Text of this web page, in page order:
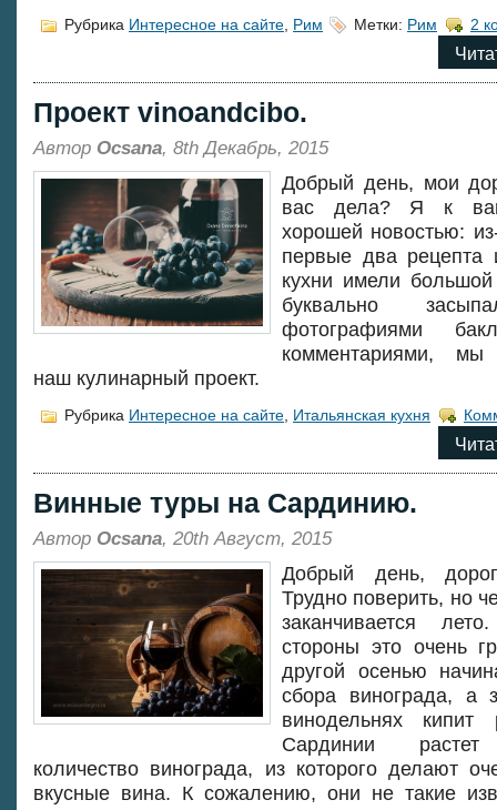
Рубрика Интересное на сайте Рим Метки: Рим 2
Проект vinoandcibo.
Автор Ocsana, 8th Декабрь, 2015
Добрый день, мои
вас дела? Я к
хорошей новостью:
первые два рецепта
кухни имели
буквально
фотографиями
комментариями, мы
наш кулинарный проект.
Рубрика Интересное на сайте Итальянская кухня
Винные туры на Сардинию.
Автор Ocsana, 20th Август, 2015
Добрый день,
Трудно поверить, но
заканчивается
стороны это очень
другой осенью
сбора винограда, а
винодельнях кипит
Сардинии растет
количество винограда, из которого делают
вкусные вина. К сожалению, они не такие